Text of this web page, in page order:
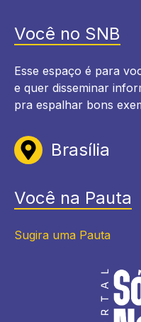
Você no SNB
Esse espaço é para
e quer disseminar
pra espalhar bons
Brasília
Você na Pauta
Sugira uma Pauta